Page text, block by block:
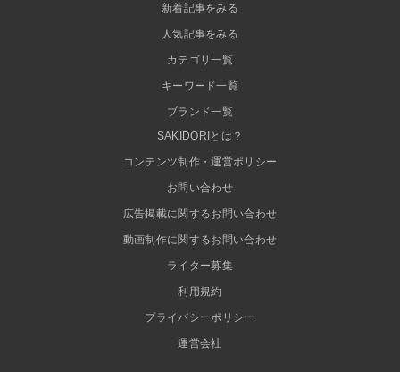
新着記事をみる
人気記事をみる
カテゴリ一覧
キーワード一覧
ブランド一覧
SAKIDORIとは？
コンテンツ制作・運営ポリシー
お問い合わせ
広告掲載に関するお問い合わせ
動画制作に関するお問い合わせ
ライター募集
利用規約
プライバシーポリシー
運営会社